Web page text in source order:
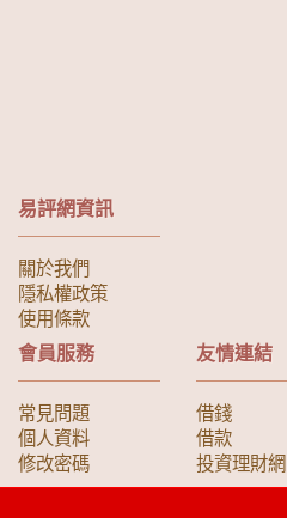
易評網資訊
關於我們
隱私權政策
使用條款
會員服務
常見問題
個人資料
修改密碼
友情連結
借錢
借款
投資理財網